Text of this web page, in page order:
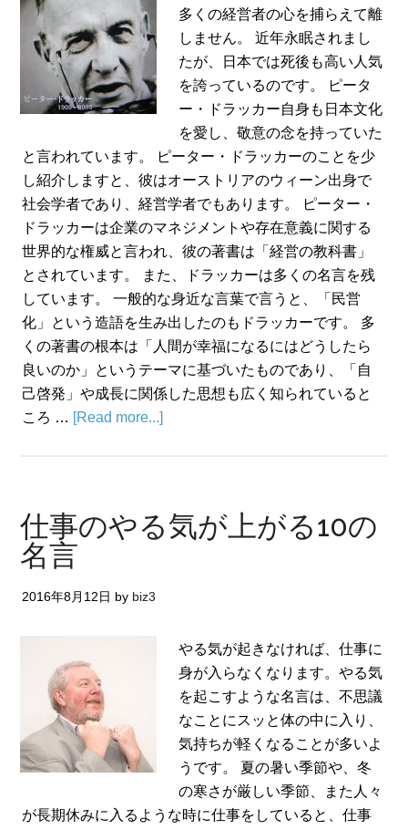
多くの経営者の心を捕らえて離
しません。 近年永眠されまし
たが、日本では死後も高い人気
を誇っているのです。 ピータ
ー・ドラッカー自身も日本文化
を愛し、敬意の念を持っていた
と言われています。 ピーター・ドラッカーのことを少
し紹介しますと、彼はオーストリアのウィーン出身で
社会学者であり、経営学者でもあります。 ピーター・
ドラッカーは企業のマネジメントや存在意義に関する
世界的な権威と言われ、彼の著書は「経営の教科書」
とされています。 また、ドラッカーは多くの名言を残
しています。 一般的な身近な言葉で言うと、「民営
化」という造語を生み出したのもドラッカーです。 多
くの著書の根本は「人間が幸福になるにはどうしたら
良いのか」というテーマに基づいたものであり、「自
己啓発」や成長に関係した思想も広く知られていると
ころ … [Read more...]
仕事のやる気が上がる10の
名言
2016年8月12日 by biz3
やる気が起きなければ、仕事に
身が入らなくなります。やる気
を起こすような名言は、不思議
なことにスッと体の中に入り、
気持ちが軽くなることが多いよ
うです。 夏の暑い季節や、冬
の寒さが厳しい季節、また人々
が長期休みに入るような時に仕事をしていると、仕事